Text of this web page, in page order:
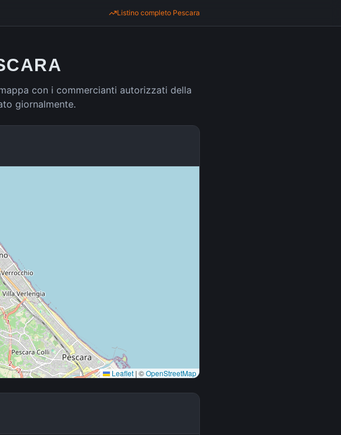
Listino completo Pescara
con i commercianti autorizzati della
giornalmente.
Leaflet | ©OpenStreetMap